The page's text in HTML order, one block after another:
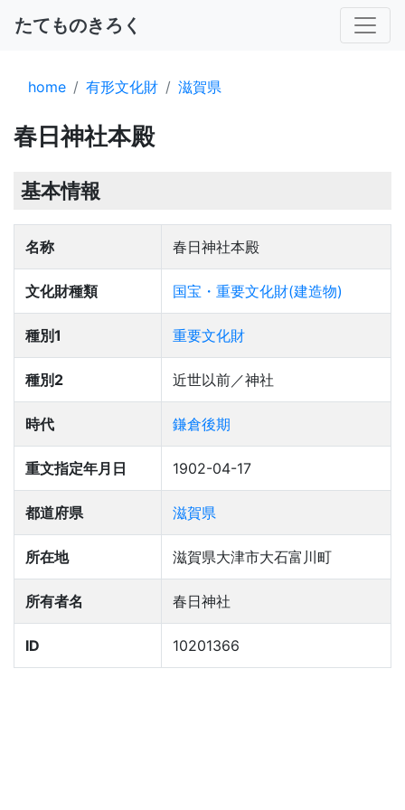
たてものきろく
home 有形文化財 滋賀県
春日神社本殿
基本情報
名称 春日神社本殿
文化財種類 国宝・重要文化財(建造物)
種別1 重要文化財
種別2 近世以前／神社
時代 鎌倉後期
重文指定年月日 1902-04-17
都道府県 滋賀県
所在地 滋賀県大津市大石富川町
所有者名 春日神社
ID 10201366